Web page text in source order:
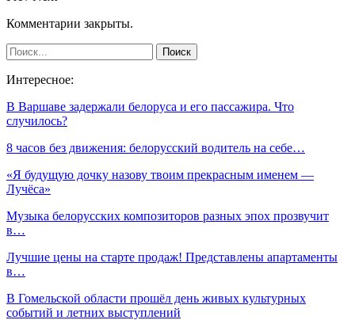
Комментарии закрыты.
Интересное:
В Варшаве задержали белоруса и его пассажира. Что
случилось?
8 часов без движения: белорусский водитель на себе…
«Я будущую дочку назову твоим прекрасным именем —
Лучёса»
Музыка белорусских композиторов разных эпох прозвучит
в…
Лучшие цены на старте продаж! Представлены апартаменты
в…
В Гомельской области прошёл день живых культурных
событий и летних выступлений